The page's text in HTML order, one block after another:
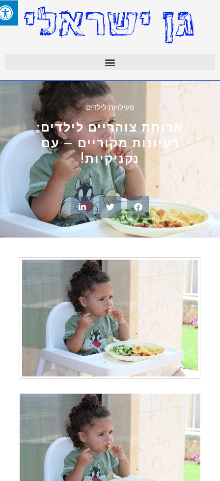
פעילויות לילדים
ארוחת צוהריים לילדים:
רעיונות מקוריים – עם
נקניקיות!